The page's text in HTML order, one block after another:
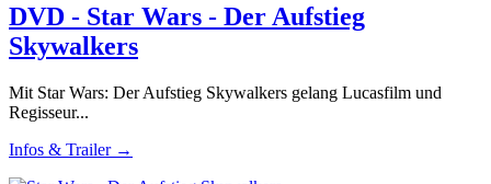
DVD - Star Wars - Der Aufstieg
Skywalkers
Mit Star Wars: Der Aufstieg Skywalkers gelang Lucasfilm und
Regisseur...
Infos & Trailer →